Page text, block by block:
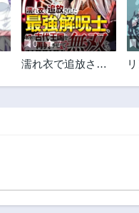
0 7
濡れ衣で追放され
させて無双する〜